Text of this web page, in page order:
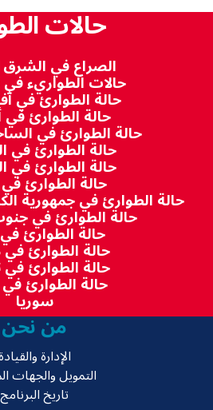
حالات
الصراع في
حالات الطواريء
حالة الطوارئ في
حالة الطوارئ في
حالة الطوارئ في
حالة الطوارئ في
حالة الطوارئ في
حالة الطوارئ
حالة الطوارئ في جمهورية
حالة الطوارئ في
حالة الطوارئ
حالة الطوارئ في
حالة الطوارئ في
حالة الطوارئ
سوريا
من نحن
الإدارة
التمويل والجهات
تاريخ البرنامج